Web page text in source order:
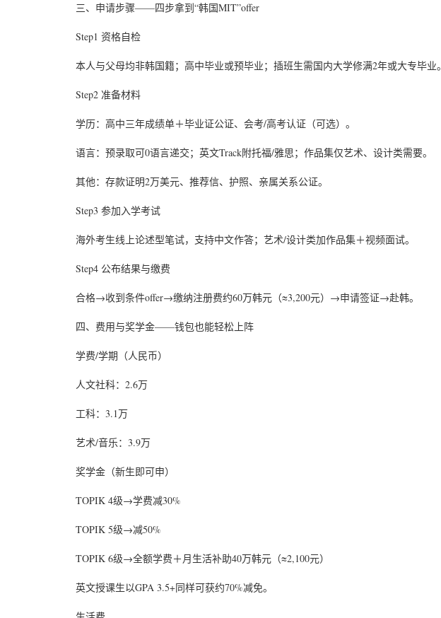
三、申请步骤——四步拿到“韩国MIT”offer
Step1 资格自检
本人与父母均非韩国籍；高中毕业或预毕业；插班生需国内大学修满2年或大专毕业。
Step2 准备材料
学历：高中三年成绩单＋毕业证公证、会考/高考认证（可选）。
语言：预录取可0语言递交；英文Track附托福/雅思；作品集仅艺术、设计类需要。
其他：存款证明2万美元、推荐信、护照、亲属关系公证。
Step3 参加入学考试
海外考生线上论述型笔试，支持中文作答；艺术/设计类加作品集＋视频面试。
Step4 公布结果与缴费
合格→收到条件offer→缴纳注册费约60万韩元（≈3,200元）→申请签证→赴韩。
四、费用与奖学金——钱包也能轻松上阵
学费/学期（人民币）
人文社科：2.6万
工科：3.1万
艺术/音乐：3.9万
奖学金（新生即可申）
TOPIK 4级→学费减30%
TOPIK 5级→减50%
TOPIK 6级→全额学费＋月生活补助40万韩元（≈2,100元）
英文授课生以GPA 3.5+同样可获约70%减免。